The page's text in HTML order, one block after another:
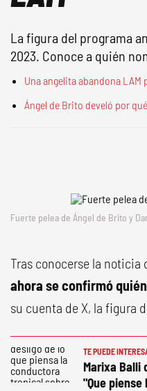
La figura del programa
2023. Conoce a quién
Una angelita abandona
Ángel de Brito develó por
Fuerte pelea de Ángel de Brito y
Tras conocerse la noticia
ahora se confirmó
su cuenta de X, la figura
TE PUEDE
Marixa Balli
"Que